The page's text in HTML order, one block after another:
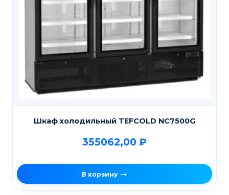
Шкаф холодильный TEFCOLD NС7500G
355062,00 ₽
В корзину